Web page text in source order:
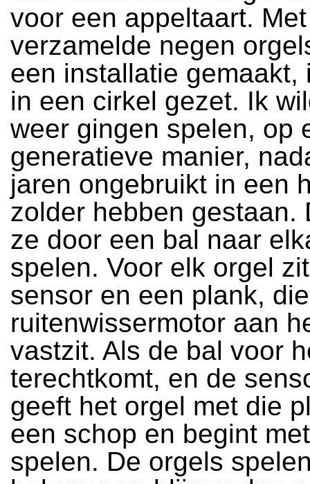
voor een appeltaart.
verzamelde negen
een installatie gemaakt,
in een cirkel gezet. Ik
weer gingen spelen, op
generatieve manier,
jaren ongebruikt in een
zolder hebben gestaan.
ze door een bal naar
spelen. Voor elk orgel
sensor en een plank,
ruitenwissermotor aan
vastzit. Als de bal voor
terechtkomt, en de
geeft het orgel met die
een schop en begint
spelen. De orgels